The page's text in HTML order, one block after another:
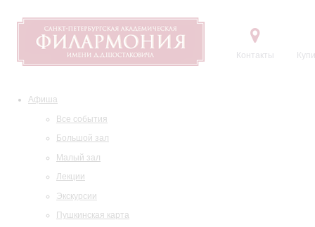
Контакты
Афиша
Все события
Большой зал
Малый зал
Лекции
Экскурсии
Пушкинская карта